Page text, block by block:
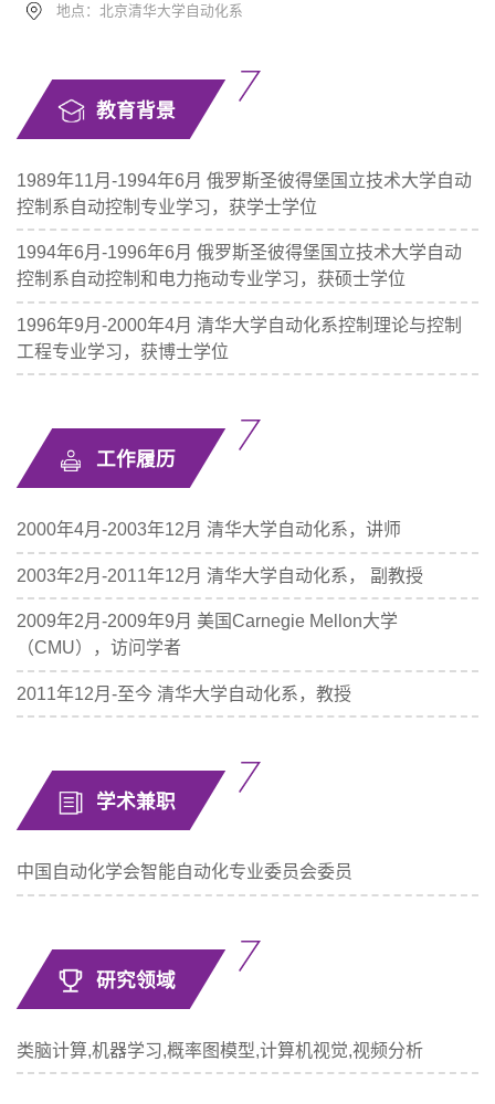
地点：北京清华大学自动化系
教育背景
1989年11月-1994年6月 俄罗斯圣彼得堡国立技术大学自动
控制系自动控制专业学习，获学士学位
1994年6月-1996年6月 俄罗斯圣彼得堡国立技术大学自动
控制系自动控制和电力拖动专业学习，获硕士学位
1996年9月-2000年4月 清华大学自动化系控制理论与控制
工程专业学习，获博士学位
工作履历
2000年4月-2003年12月 清华大学自动化系，讲师
2003年2月-2011年12月 清华大学自动化系， 副教授
2009年2月-2009年9月 美国Carnegie Mellon大学
（CMU），访问学者
2011年12月-至今 清华大学自动化系，教授
学术兼职
中国自动化学会智能自动化专业委员会委员
研究领域
类脑计算,机器学习,概率图模型,计算机视觉,视频分析